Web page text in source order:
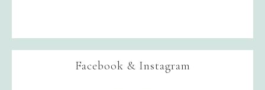
Facebook & Instagram